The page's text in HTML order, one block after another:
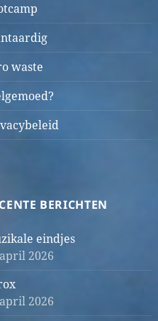
waste
BERICHTEN
eindjes
2026
2026